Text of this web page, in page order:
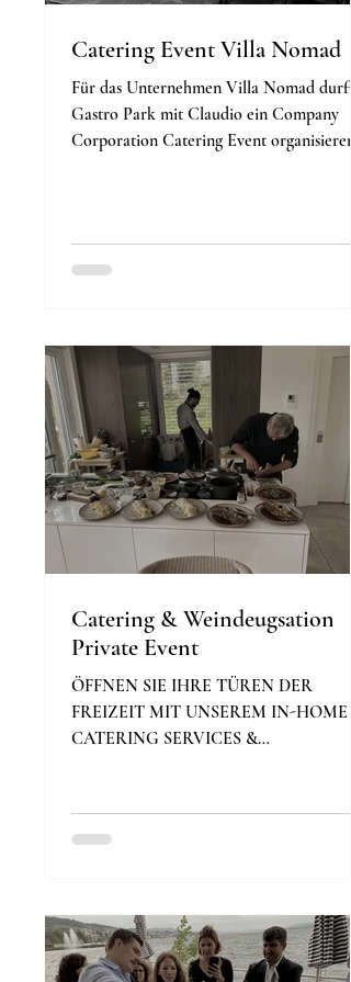
Catering Event Villa Nomad
Für das Unternehmen Villa Nomad durfte
Gastro Park mit Claudio ein Company
Corporation Catering Event organisieren.
Catering & Weindeugsation
Private Event
ÖFFNEN SIE IHRE TÜREN DER
FREIZEIT MIT UNSEREM IN-HOME
CATERING SERVICES &